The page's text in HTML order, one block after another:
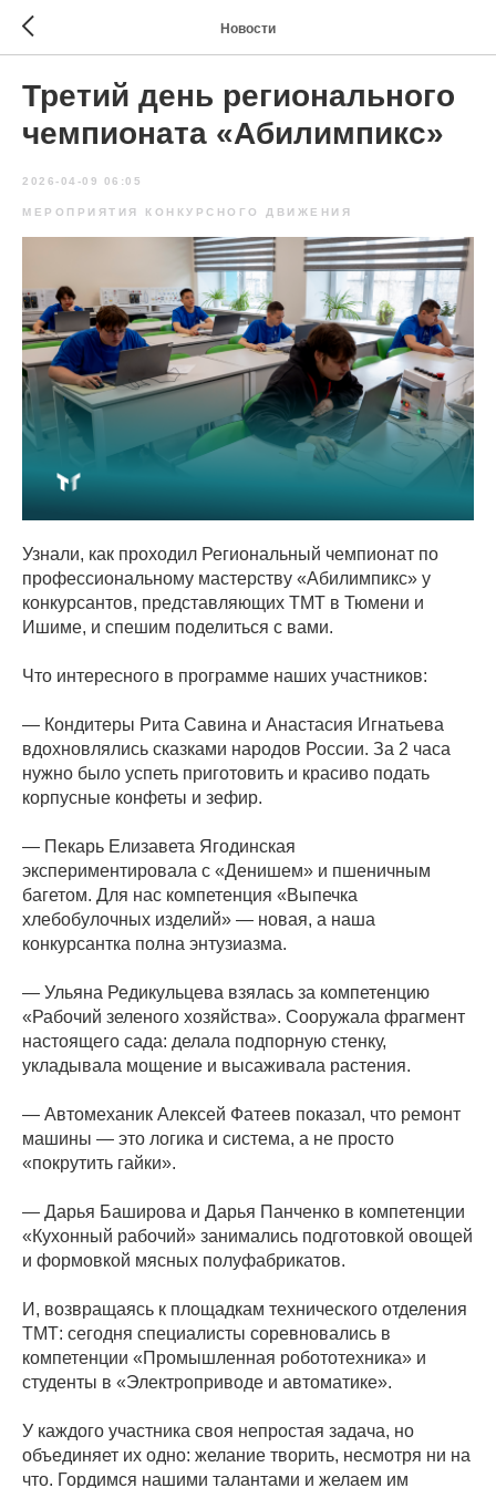
Новости
Третий день регионального
чемпионата «Абилимпикс»
2026-04-09 06:05
МЕРОПРИЯТИЯ КОНКУРСНОГО ДВИЖЕНИЯ
Узнали, как проходил Региональный чемпионат по
профессиональному мастерству «Абилимпикс» у
конкурсантов, представляющих ТМТ в Тюмени и
Ишиме, и спешим поделиться с вами.
Что интересного в программе наших участников:
— Кондитеры Рита Савина и Анастасия Игнатьева
вдохновлялись сказками народов России. За 2 часа
нужно было успеть приготовить и красиво подать
корпусные конфеты и зефир.
— Пекарь Елизавета Ягодинская
экспериментировала с «Денишем» и пшеничным
багетом. Для нас компетенция «Выпечка
хлебобулочных изделий» — новая, а наша
конкурсантка полна энтузиазма.
— Ульяна Редикульцева взялась за компетенцию
«Рабочий зеленого хозяйства». Сооружала фрагмент
настоящего сада: делала подпорную стенку,
укладывала мощение и высаживала растения.
— Автомеханик Алексей Фатеев показал, что ремонт
машины — это логика и система, а не просто
«покрутить гайки».
— Дарья Баширова и Дарья Панченко в компетенции
«Кухонный рабочий» занимались подготовкой овощей
и формовкой мясных полуфабрикатов.
И, возвращаясь к площадкам технического отделения
ТМТ: сегодня специалисты соревновались в
компетенции «Промышленная робототехника» и
студенты в «Электроприводе и автоматике».
У каждого участника своя непростая задача, но
объединяет их одно: желание творить, несмотря ни на
что. Гордимся нашими талантами и желаем им